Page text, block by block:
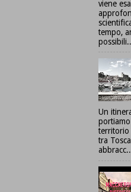
viene
tempo,
Un
territorio
tra